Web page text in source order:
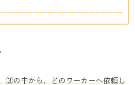
の中から、どのワーカーへ依頼し